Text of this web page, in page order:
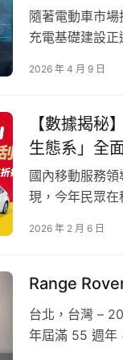
注重個性表達的
實現冠軍作品的
予 TIG DC line 新
隨著電動車市
充電基礎建設
12席充電車格
的便利…
2026 年 4 月 9 日
【數據揭秘
生態系」全
國內移動服務
現，今年民眾在
「和運租車」
呈現雙位…
2026 年 2 月 6 日
Range
台北，台灣 –
年屆滿 55 週年